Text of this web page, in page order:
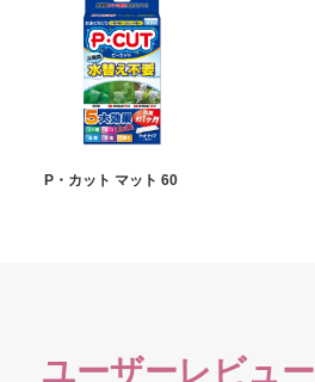
P・カット マット 60
ユーザーレビュー